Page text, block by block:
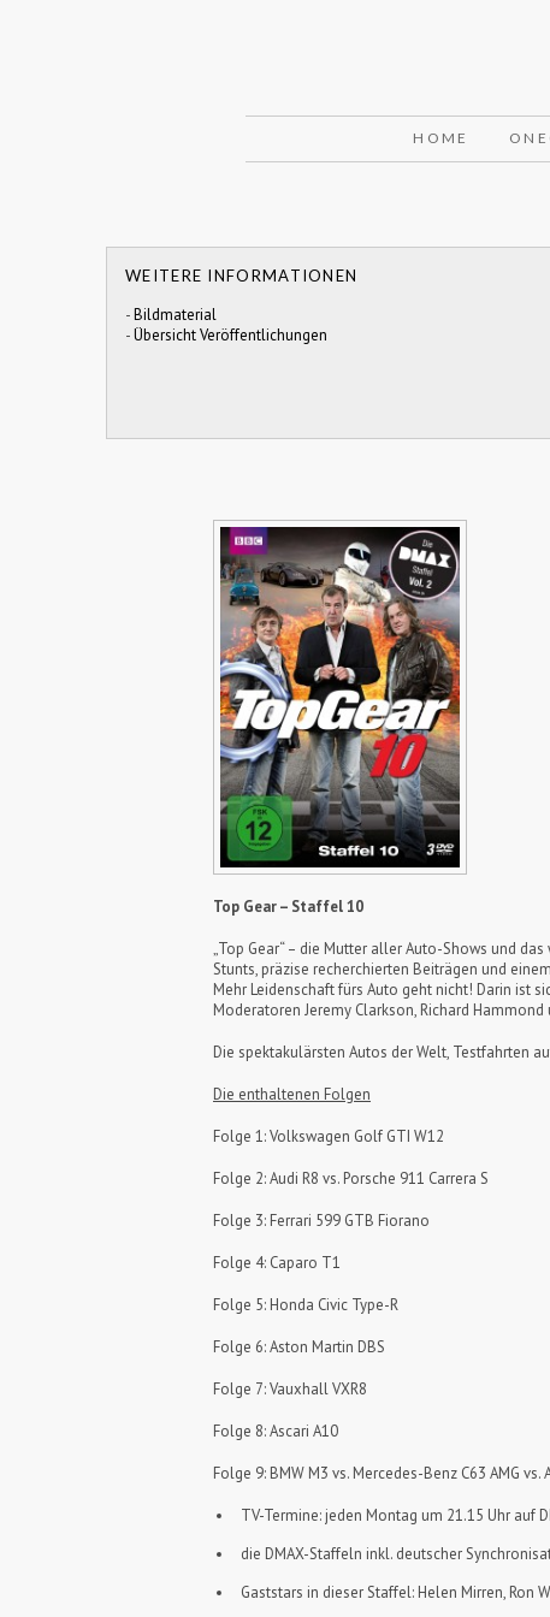
HOME
WEITERE INFORMATIONEN
-Bildmaterial
-Übersicht Veröffentlichungen
Top Gear – Staffel 10
„Top Gear“ – die Mutter aller Auto-Shows und
Stunts, präzise recherchierten Beiträgen und
Mehr Leidenschaft fürs Auto geht nicht! Darin ist
Moderatoren Jeremy Clarkson, Richard
Die spektakulärsten Autos der Welt, Testfahrten
Die enthaltenen Folgen
Folge 1: Volkswagen Golf GTI W12
Folge 2: Audi R8 vs. Porsche 911 Carrera S
Folge 3: Ferrari 599 GTB Fiorano
Folge 4: Caparo T1
Folge 5: Honda Civic Type-R
Folge 6: Aston Martin DBS
Folge 7: Vauxhall VXR8
Folge 8: Ascari A10
Folge 9: BMW M3 vs. Mercedes-Benz C63 AMG vs.
TV-Termine: jeden Montag um 21.15 Uhr auf
die DMAX-Staffeln inkl. deutscher
Gaststars in dieser Staffel: Helen Mirren, Ron